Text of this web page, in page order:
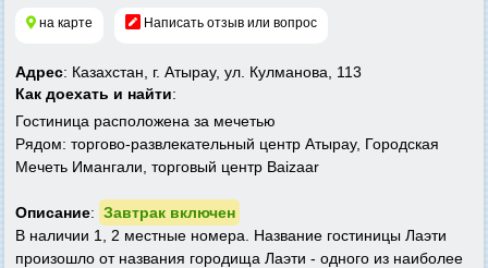
на карте Написать отзыв или вопрос
Адрес: Казахстан, г. Атырау, ул. Кулманова, 113
Как доехать и найти:
Гостиница расположена за мечетью
Рядом: торгово-развлекательный центр Атырау, Городская
Мечеть Имангали, торговый центр Baizaar
Описание: Завтрак включен
В наличии 1, 2 местные номера. Название гостиницы Лаэти
произошло от названия городища Лаэти - одного из наиболее